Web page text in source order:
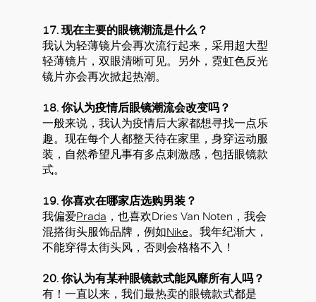
17. 现在主要的眼镜潮流是什么？
我认为轻薄镜片会再次流行起来，采用超大型
轻薄镜片，双眼清晰可见。另外，霓虹色反光
镜片亦会再次掀起热潮。
18. 你认为疫情后眼镜潮流会改变吗？
一般来说，我认为疫情后大家都想寻找一点乐
趣。现在每个人都整天待在家里，身穿运动服
装，自然希望凡事有多点刺激感，包括眼镜款
式。
19. 你喜欢在哪家店选购男装？
我偏爱Prada ，也喜欢Dries Van Noten，我会
混搭街头服饰品牌，例如Nike。我年纪渐大，
不能穿得太街头风，否则会格格不入！
20. 你认为有某种眼镜款式能风靡所有人吗？
有！一直以来，我们最热卖的眼镜款式都是